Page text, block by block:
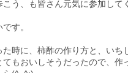
う、も皆さん元気に参加して
す。
時に、柿酢の作り方と、いち
もおいしそうだったので、作